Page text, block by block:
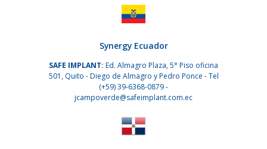
Synergy Ecuador
SAFE IMPLANT: Ed. Almagro Plaza, 5° Piso oficina
501, Quito - Diego de Almagro y Pedro Ponce - Tel
(+59) 39-6368-0879-
jcampoverde@safeimplant.com.ec